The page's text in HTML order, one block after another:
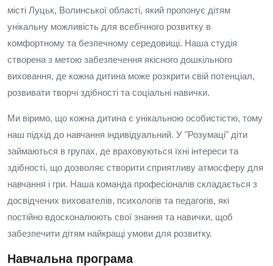
місті Луцьк, Волинської області, який пропонує дітям
унікальну можливість для всебічного розвитку в
комфортному та безпечному середовищі. Наша студія
створена з метою забезпечення якісного дошкільного
виховання, де кожна дитина може розкрити свій потенціал,
розвивати творчі здібності та соціальні навички.
Ми віримо, що кожна дитина є унікальною особистістю, тому
наш підхід до навчання індивідуальний. У "Розумаці" діти
займаються в групах, де враховуються їхні інтереси та
здібності, що дозволяє створити сприятливу атмосферу для
навчання і гри. Наша команда професіоналів складається з
досвідчених вихователів, психологів та педагогів, які
постійно вдосконалюють свої знання та навички, щоб
забезпечити дітям найкращі умови для розвитку.
Навчальна програма